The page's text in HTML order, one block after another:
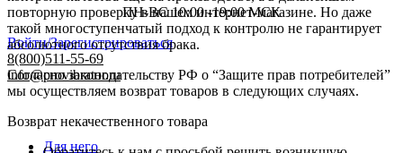
ПН-ВС 10:00 -19:00 МСК
Войти/Зарегистрироваться
8(800)511-55-69
info@provibrator.ru
Для него
повторную проверку в нашем интернет-магазине. Но даже
такой многоступенчатый подход к контролю не гарантирует
абсолютного отсутствия брака.
Согласно законодательству РФ о “Защите прав потребителей”
мы осуществляем возврат товаров в следующих случаях.
Возврат некачественного товара